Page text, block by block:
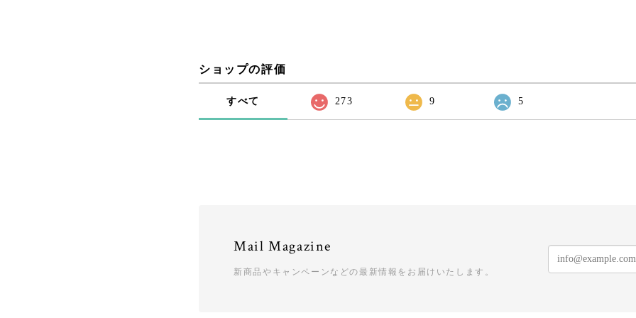
ショップの評価
すべて 273 9 5
Mail Magazine
新商品やキャンペーンなどの最新情報をお届けいたします。